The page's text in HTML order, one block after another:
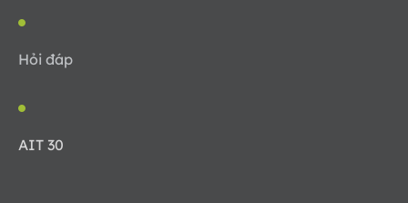
Hỏi đáp
AIT 30